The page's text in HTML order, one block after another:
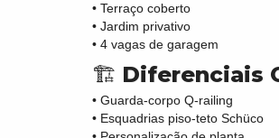
• Terraço coberto
• Jardim privativo
• 4 vagas de garagem
🏗️ Diferenciais
• Guarda-corpo Q-railing
• Esquadrias piso-teto Schüco